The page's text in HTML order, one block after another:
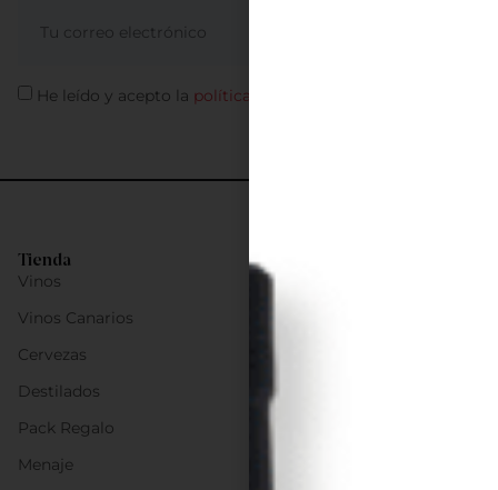
Tienda
Vinos
Vinos Canarios
Cervezas
Destilados
Pack Regalo
Menaje
He leído y acepto la política de privacidad